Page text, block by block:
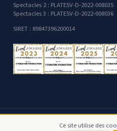
Spectacles 2 : PLATESV-D-2022-008035
Spectacles 3 : PLATESV-D-2022-008036
SIRET : 89847396200014
2026Cygnature
Ce site utilise des